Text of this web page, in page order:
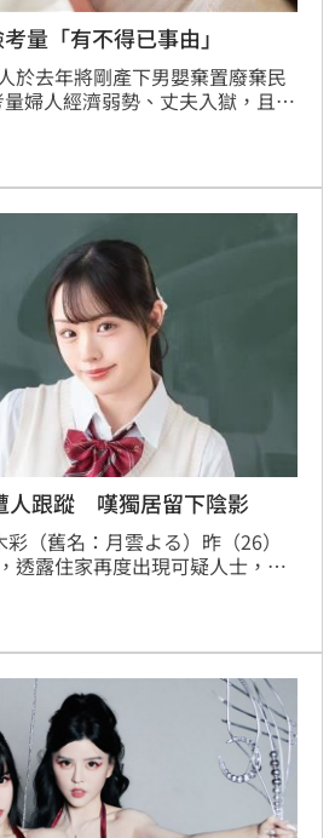
量「有不得已事由」
於去年將剛產下男嬰棄置廢棄民
婦人經濟弱勢、丈夫入獄，且小
人跟蹤 嘆獨居留下陰影
（舊名：月雲よる）昨（26）
透露住家再度出現可疑人士，讓
己感到極度恐懼，甚至萌生搬家